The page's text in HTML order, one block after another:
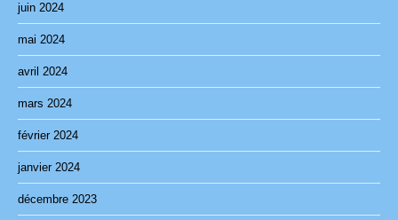
juin 2024
mai 2024
avril 2024
mars 2024
février 2024
janvier 2024
décembre 2023